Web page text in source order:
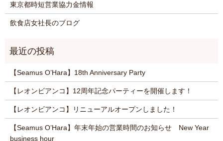
東京都時短営業協力金情報
飲食店女社長のブログ
【Seamus O’Hara】18th Anniversary Party
【レオンビアンコ】12周年記念パーティーを開催します！
【レオンビアンコ】リニューアルオープンしました！
【Seamus O’Hara】年末年始の営業時間のお知らせ New Year
business hour